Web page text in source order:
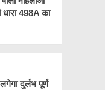
498A का
दुर्लभ पूर्ण